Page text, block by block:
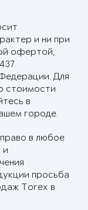
и ни при
офертой,
Для
стоимости
в
городе.
в любое
и
просьба
Torex в